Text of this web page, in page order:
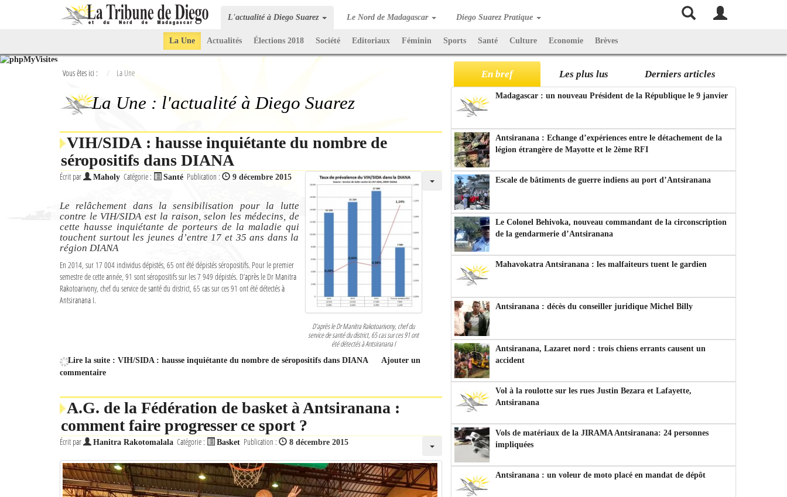
L'actualité à Diego Suarez Le Nord de Madagascar Diego Suarez Pratique
La Une Actualités Élections 2018 Société Editoriaux Féminin Sports Santé Culture Economie Brèves
Vous êtes ici : La Une
La Une : l'actualité à Diego Suarez
VIH/SIDA : hausse inquiétante du nombre de
séropositifs dans DIANA
Écrit par Maholy Catégorie : Santé Publication : 9 décembre 2015
D’après le Dr Manitra Rakotoarivony, chef du
service de santé du district, 65 cas sur ces 91 ont
été détectés à Antsiranana I
Le relâchement dans la sensibilisation pour la lutte
contre le VIH/SIDA est la raison, selon les médecins, de
cette hausse inquiétante de porteurs de la maladie qui
touchent surtout les jeunes d’entre 17 et 35 ans dans la
région DIANA
En 2014, sur 17 004 individus dépistés, 65 ont été dépistés séropositifs. Pour le premier
semestre de cette année, 91 sont séropositifs sur les 7 949 dépistés. D’après le Dr Manitra
Rakotoarivony, chef du service de santé du district, 65 cas sur ces 91 ont été détectés à
Antsiranana I.
Lire la suite : VIH/SIDA : hausse inquiétante du nombre de séropositifs dans DIANA
Ajouter un
commentaire
A.G. de la Fédération de basket à Antsiranana :
comment faire progresser ce sport ?
Écrit par Hanitra Rakotomalala Catégorie : Basket Publication : 8 décembre 2015
En bref Les plus lus Derniers articles
Madagascar : un nouveau Président de la République le 9 janvier
Antsiranana : Echange d’expériences entre le détachement de la
légion étrangère de Mayotte et le 2ème RFI
Escale de bâtiments de guerre indiens au port d’Antsiranana
Le Colonel Behivoka, nouveau commandant de la circonscription
de la gendarmerie d’Antsiranana
Mahavokatra Antsiranana : les malfaiteurs tuent le gardien
Antsiranana : décès du conseiller juridique Michel Billy
Antsiranana, Lazaret nord : trois chiens errants causent un
accident
Vol à la roulotte sur les rues Justin Bezara et Lafayette,
Antsiranana
Vols de matériaux de la JIRAMA Antsiranana: 24 personnes
impliquées
Antsiranana : un voleur de moto placé en mandat de dépôt